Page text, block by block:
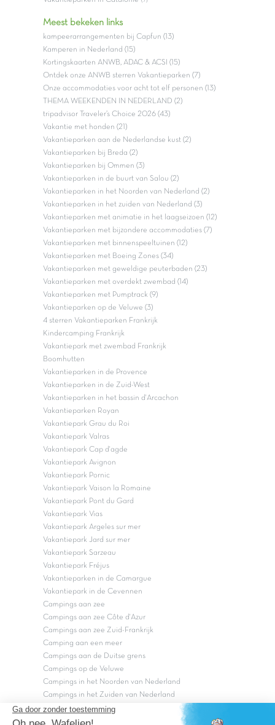
Meest bekeken links
kampeerarrangementen bij Capfun (13)
Kamperen in Nederland (15)
Kortingskaarten ANWB, ADAC & ACSI (15)
Ontdek onze ANWB sterren Vakantieparken (7)
Onze accommodaties voor acht tot elf personen (13)
THEMA WEEKENDEN IN NEDERLAND (2)
tripadvisor Traveler’s Choice 2026 (43)
Vakantie met honden (21)
Vakantieparken aan de Nederlandse kust (2)
Vakantieparken bij Breda (2)
Vakantieparken bij Ommen (3)
Vakantieparken in de buurt van Salou (2)
Vakantieparken in het Noorden van Nederland (2)
Vakantieparken in het zuiden van Nederland (3)
Vakantieparken met animatie in het laagseizoen (12)
Vakantieparken met bijzondere accommodaties (7)
Vakantieparken met binnenspeeltuinen (12)
Vakantieparken met Boeing Zones (34)
Vakantieparken met geweldige peuterbaden (23)
Vakantieparken met overdekt zwembad (14)
Vakantieparken met Pumptrack (9)
Vakantieparken op de Veluwe (3)
4 sterren Vakantieparken Frankrijk
Kindercamping Frankrijk
Vakantiepark met zwembad Frankrijk
Boomhutten
Vakantieparken in de Provence
Vakantieparken in de Zuid-West
Vakantieparken in het bassin d'Arcachon
Vakantieparken Royan
Vakantiepark Grau du Roi
Vakantiepark Valras
Vakantiepark Cap d'agde
Vakantiepark Avignon
Vakantiepark Pornic
Vakantiepark Vaison la Romaine
Vakantiepark Pont du Gard
Vakantiepark Vias
Vakantiepark Argeles sur mer
Vakantiepark Jard sur mer
Vakantiepark Sarzeau
Vakantiepark Fréjus
Vakantieparken in de Camargue
Vakantiepark in de Cevennen
Campings aan zee
Campings aan zee Côte d'Azur
Campings aan zee Zuid-Frankrijk
Camping aan een meer
Campings aan de Duitse grens
Campings op de Veluwe
Campings in het Noorden van Nederland
Campings in het Zuiden van Nederland
Copyright Capfun 2026 ©